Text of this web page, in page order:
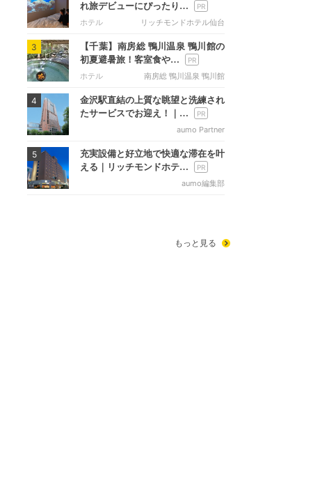
れ旅デビューにぴったり…
ホテル リッチモンドホテル仙台
3
【千葉】南房総 鴨川温泉 鴨川館の
初夏避暑旅！客室食や…
ホテル 南房総 鴨川温泉 鴨川館
4
金沢駅直結の上質な眺望と洗練され
たサービスでお迎え！｜…
aumo Partner
5
充実設備と好立地で快適な滞在を叶
える｜リッチモンドホテ…
aumo編集部
もっと見る